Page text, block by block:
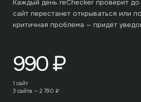
Каждый день reChecker проверит до
сайт перестанет открываться или
критичная проблема — придёт
990₽
1 сайт
3 сайта — 2 790 ₽